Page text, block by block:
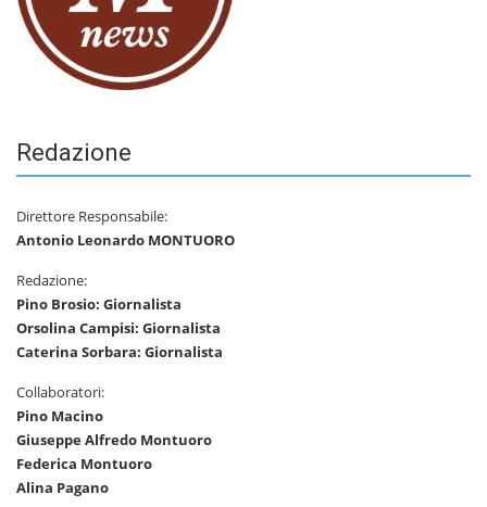
Redazione
Direttore Responsabile:
Antonio Leonardo MONTUORO
Redazione:
Pino Brosio: Giornalista
Orsolina Campisi: Giornalista
Caterina Sorbara: Giornalista
Collaboratori:
Pino Macino
Giuseppe Alfredo Montuoro
Federica Montuoro
Alina Pagano